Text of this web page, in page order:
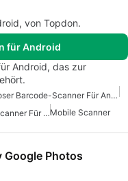
von Topdon.
für Android
Android, das zur
Kostenloser Barcode-Scanner Für Android
Kostenloser Dokumentenscanner Für AndroidMobile Scanner
Google Photos